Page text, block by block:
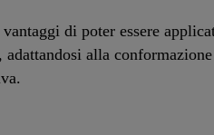
di poter essere
alla